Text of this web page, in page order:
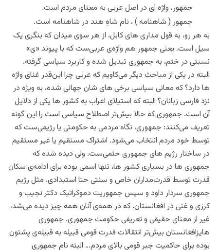
جمهور، واژه ای در اصل عربی به معنای مردم است.
جمهور ( شاهنامه ) ، نام شاهِ هند در شاهنامه است.
به هر رو، به قول مداری های کابل، از هر سوی میدان که بنگری یک
سیل است. یعنی جمهور هم واژه‌ی عربی‌ست که با پیوند «ی»
نسبتی در ختم، به جمهوری تبدیل شده و کاربرد سیاسی گرفته.
البته در یکی از مباحث دیگر می‌کاویم که عربی چرا این‌قدر غنای واژه
ها دارد؟ که معانی سیاسی برخی های شان جهانی شده،‌ به ویژه در
نزد فارسی زبانان؟ البته که استیلای اعراب به کشور ها یکی از دلایل
آن است. جمهوری که حالا بیش‌تر اصطلاح سیاسی است را این گونه
تعریف می‌کنند: جمهوری، نگاه مردمی به حکومتی یا رژیمی‌ست که
توسط خود مردم انتخاب می‌شود. اشتراک مستقیم یا غیر مستقیم
در ساختار رژیم های جمهوری حتمی‌ست. ولی دیده شده که
جمهوری ها در بسیاری کشور ها، تنها اسمی بوده برای ادامه‌ی سکان
قدرت توسط قدرت‌مداران خاص و سنتی حتا استبدادی. مثل رژیم
جمهوری سردار داود و سپس جمهوریت دموکراتیک دکتر نجیب و
کرزی و غنی در افغانستان. که در همه‌ی آنان همه چیز دیده می‌شد،
غیر از معنای حقیقی و تعریفی حکومت جمهوری. جمهوری
هایزافغانستان بیش‌تر انتقالات فدرت قومی قبیله به قبیله‌ی پشتون
بوده برای حاکمیت جبر قومی بالای مردم… البته نام جمهوری